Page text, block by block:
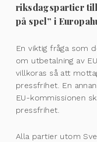
riksdagspartier till
på spel” i
En viktig fråga som
om utbetalning av
villkoras så att
pressfrihet. En
EU-kommissionen
pressfrihet.
Alla partier utom